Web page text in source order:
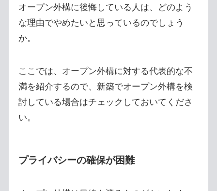
オープン外構に後悔している人は、どのよう
な理由でやめたいと思っているのでしょう
か。
ここでは、オープン外構に対する代表的な不
満を紹介するので、新築でオープン外構を検
討している場合はチェックしておいてくださ
い。
プライバシーの確保が困難